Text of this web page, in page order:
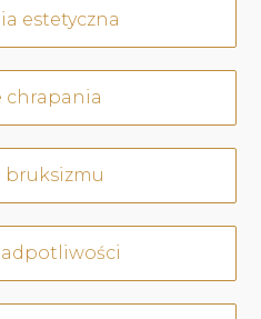
estetyczna
chrapania
bruksizmu